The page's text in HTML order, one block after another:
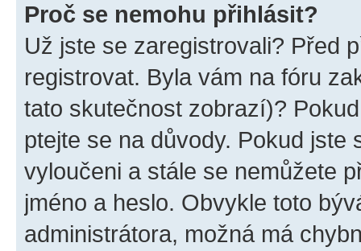
Proč se nemohu přihlásit?
Už jste se zaregistrovali? Před
registrovat. Byla vám na fóru
tato skutečnost zobrazí)?
ptejte se na důvody. Pokud jste
vyloučeni a stále se nemůžete
jméno a heslo. Obvykle toto
administrátora, možná má